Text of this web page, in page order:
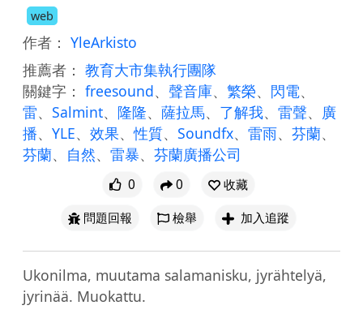
web
作者： YleArkisto
推薦者： 教育大市集執行團隊
關鍵字： freesound、 聲音庫、 繁榮、 閃電、
雷、 Salmint、 隆隆、 薩拉馬、 了解我、 雷聲、 廣
播、 YLE、 效果、性質、 Soundfx、 雷雨、 芬蘭、
芬蘭、 自然、 雷暴、 芬蘭廣播公司
0 0
收藏
問題回報
檢舉 加入追蹤
Ukonilma, muutama salamanisku, jyrähtelyä,
jyrinää. Muokattu.